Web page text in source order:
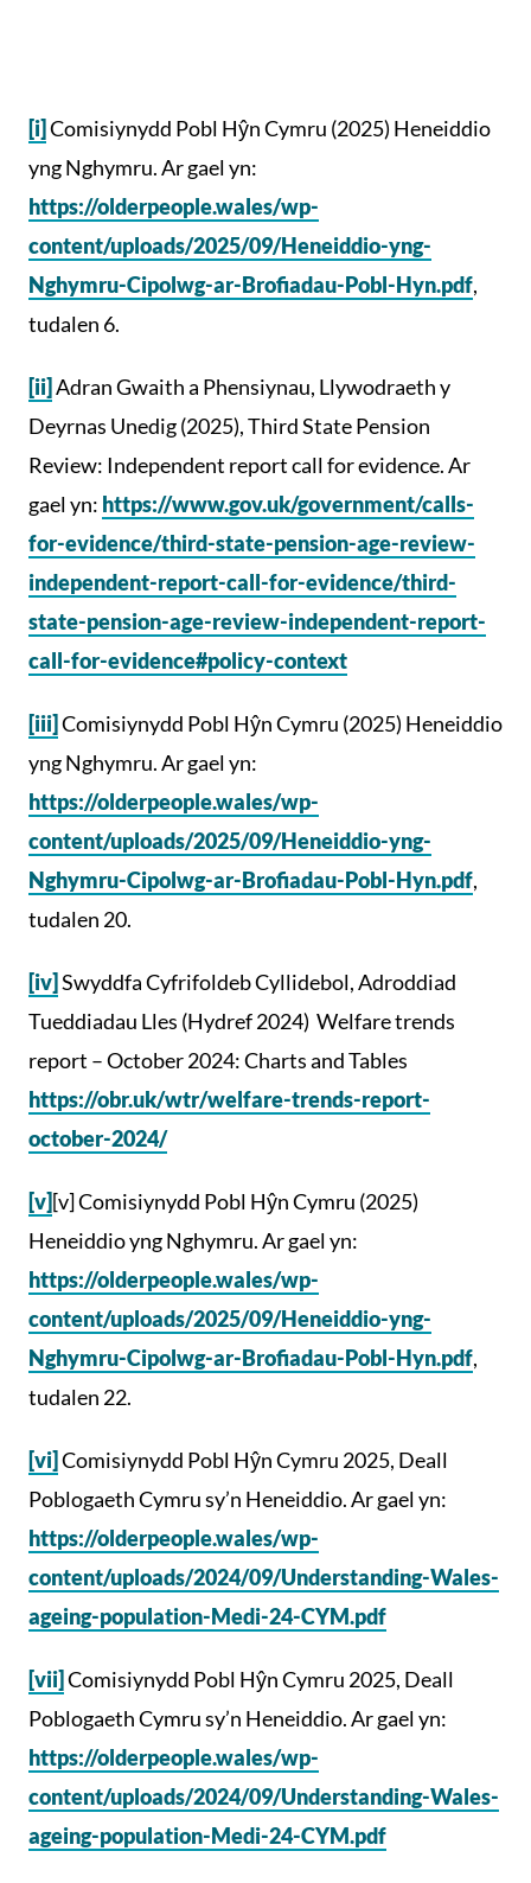
[i] Comisiynydd Pobl Hŷn Cymru (2025) Heneiddio
yng Nghymru. Ar gael yn:
https://olderpeople.wales/wp-
content/uploads/2025/09/Heneiddio-yng-
Nghymru-Cipolwg-ar-Brofiadau-Pobl-Hyn.pdf,
tudalen 6.
[ii] Adran Gwaith a Phensiynau, Llywodraeth y
Deyrnas Unedig (2025), Third State Pension
Review: Independent report call for evidence. Ar
gael yn: https://www.gov.uk/government/calls-
for-evidence/third-state-pension-age-review-
independent-report-call-for-evidence/third-
state-pension-age-review-independent-report-
call-for-evidence#policy-context
[iii] Comisiynydd Pobl Hŷn Cymru (2025) Heneiddio
yng Nghymru. Ar gael yn:
https://olderpeople.wales/wp-
content/uploads/2025/09/Heneiddio-yng-
Nghymru-Cipolwg-ar-Brofiadau-Pobl-Hyn.pdf,
tudalen 20.
[iv] Swyddfa Cyfrifoldeb Cyllidebol, Adroddiad
Tueddiadau Lles (Hydref 2024) Welfare trends
report – October 2024: Charts and Tables
https://obr.uk/wtr/welfare-trends-report-
october-2024/
[v][v] Comisiynydd Pobl Hŷn Cymru (2025)
Heneiddio yng Nghymru. Ar gael yn:
https://olderpeople.wales/wp-
content/uploads/2025/09/Heneiddio-yng-
Nghymru-Cipolwg-ar-Brofiadau-Pobl-Hyn.pdf,
tudalen 22.
[vi] Comisiynydd Pobl Hŷn Cymru 2025, Deall
Poblogaeth Cymru sy’n Heneiddio. Ar gael yn:
https://olderpeople.wales/wp-
content/uploads/2024/09/Understanding-Wales-
ageing-population-Medi-24-CYM.pdf
[vii] Comisiynydd Pobl Hŷn Cymru 2025, Deall
Poblogaeth Cymru sy’n Heneiddio. Ar gael yn:
https://olderpeople.wales/wp-
content/uploads/2024/09/Understanding-Wales-
ageing-population-Medi-24-CYM.pdf